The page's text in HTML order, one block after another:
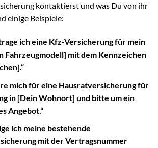
kontaktierst und was Du von ihr
einige Beispiele:
ich eine Kfz-Versicherung für mein
Fahrzeugmodell] mit dem Kennzeichen
mich für eine Hausratversicherung für
in [Dein Wohnort] und bitte um ein
Angebot.“
ich meine bestehende
mit der Vertragsnummer